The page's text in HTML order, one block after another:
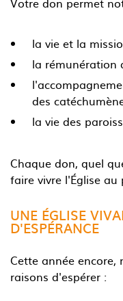
la vie et la
la rémunération
des
la vie des
Chaque don, quel
faire vivre l'Église au
UNE ÉGLISE
D'ESPÉRANCE
Cette année encore,
raisons d'espérer :